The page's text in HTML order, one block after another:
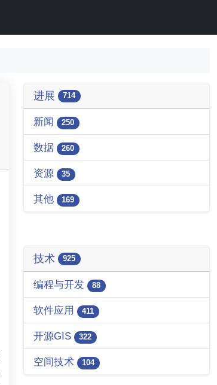
进展 714
新闻 250
数据 260
资源 35
其他 169
技术 925
编程与开发 88
软件应用 411
开源GIS 322
空间技术 104